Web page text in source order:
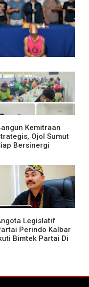
Entikong
Peredaran
151,76 Gram di
Kemitraan
Ojol Sumut
Bersinergi
yang
Tertib dan Kondusif
Legislatif
Perindo Kalbar
Bimtek Partai Di